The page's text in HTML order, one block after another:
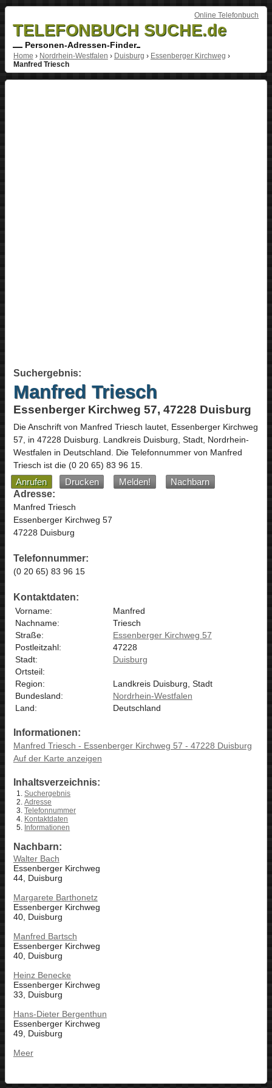
Online Telefonbuch
TELEFONBUCH SUCHE.de
Personen-Adressen-Finder
Home › Nordrhein-Westfalen › Duisburg › Essenberger Kirchweg ›
Manfred Triesch
Suchergebnis:
Manfred Triesch
Essenberger Kirchweg 57, 47228 Duisburg
Die Anschrift von Manfred Triesch lautet, Essenberger Kirchweg
57, in 47228 Duisburg. Landkreis Duisburg, Stadt, Nordrhein-
Westfalen in Deutschland. Die Telefonnummer von Manfred
Triesch ist die (0 20 65) 83 96 15.
Anrufen Drucken Melden!
Nachbarn
Adresse:
Manfred Triesch
Essenberger Kirchweg 57
47228 Duisburg
Telefonnummer:
(0 20 65) 83 96 15
Kontaktdaten:
Vorname:
Manfred
Nachname:
Triesch
Straße:
Essenberger Kirchweg 57
Postleitzahl:
47228
Stadt:
Duisburg
Ortsteil:
Region:
Landkreis Duisburg, Stadt
Bundesland:
Nordrhein-Westfalen
Land:
Deutschland
Informationen:
Manfred Triesch - Essenberger Kirchweg 57 - 47228 Duisburg
Auf der Karte anzeigen
Inhaltsverzeichnis:
Suchergebnis
Adresse
Telefonnummer
Kontaktdaten
Informationen
Nachbarn:
Walter Bach
Essenberger Kirchweg
44, Duisburg
Margarete Barthonetz
Essenberger Kirchweg
40, Duisburg
Manfred Bartsch
Essenberger Kirchweg
40, Duisburg
Heinz Benecke
Essenberger Kirchweg
33, Duisburg
Hans-Dieter Bergenthun
Essenberger Kirchweg
49, Duisburg
Meer